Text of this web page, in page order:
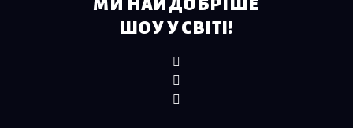
МИ НАЙДОБРІШЕ
ШОУ У СВІТІ!